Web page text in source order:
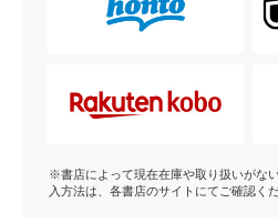
※書店によって現在在庫や取り扱いがな
入方法は、各書店のサイトにてご確認くだ